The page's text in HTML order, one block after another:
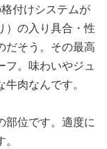
付けシステムが
）の入り具合・性
だそう。その最高
フ。味わいやジュ
肉なんです。
部位です。適度に